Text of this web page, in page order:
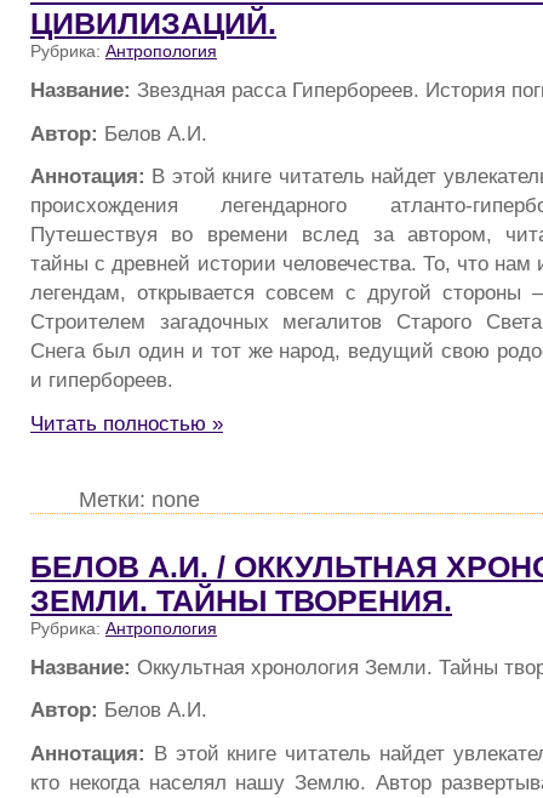
ЦИВИЛИЗАЦИЙ.
Рубрика: Антропология
Название: Звездная расса Гипербореев. История
Автор: Белов А.И.
Аннотация: В этой книге читатель найдет
происхождения легендарного атланто-
Путешествуя во времени вслед за автором,
тайны с древней истории человечества. То, что
легендам, открывается совсем с другой
Строителем загадочных мегалитов Старого
Снега был один и тот же народ, ведущий свою
и гипербореев.
Читать полностью »
Метки: none
БЕЛОВ А.И. / ОККУЛЬТНАЯ
ЗЕМЛИ. ТАЙНЫ ТВОРЕНИЯ.
Рубрика: Антропология
Название: Оккультная хронология Земли. Тайны
Автор: Белов А.И.
Аннотация: В этой книге читатель найдет
кто некогда населял нашу Землю. Автор